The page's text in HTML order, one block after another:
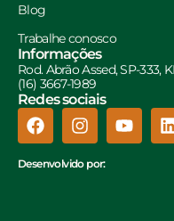
Blog
Trabalhe conosco
Informações
Rod. Abrão Assed, SP-333,
(16) 3667-1989
Redes sociais
Desenvolvido por: